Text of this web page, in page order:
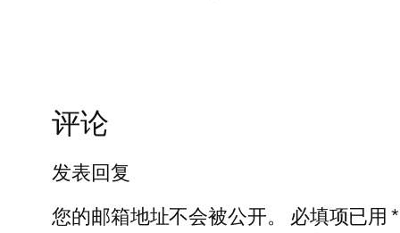
评论
发表回复
您的邮箱地址不会被公开。
必填项已用*